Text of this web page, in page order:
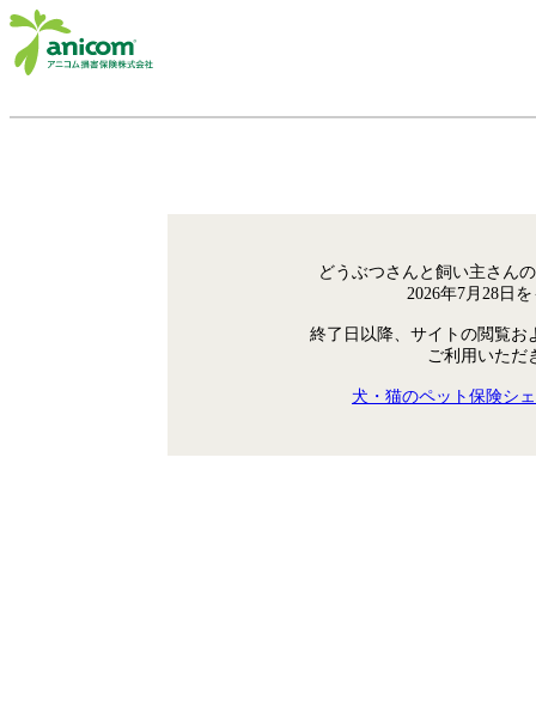
どうぶつさんと飼い主さん
2026年7月28日
終了日以降、サイトの閲覧お
ご利用いただ
犬・猫のペット保険シ